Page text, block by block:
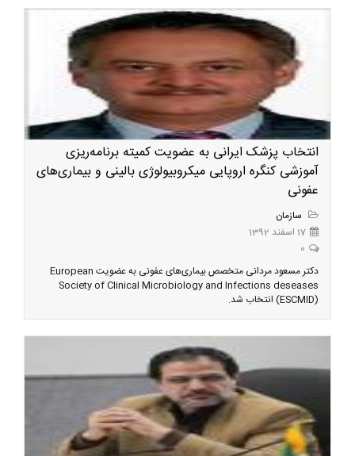
انتخاب پزشک ایرانی به عضویت کمیته برنامه‌ریزی
آموزشی کنگره اروپایی میکروبیولوژی بالینی و بیماری‌های
عفونی
سازمان
17 اسفند 1392
0
دکتر مسعود مردانی متخصص بیماری‌های عفونی به عضویت European
Society of Clinical Microbiology and Infections deseases
(ESCMID) انتخاب شد.